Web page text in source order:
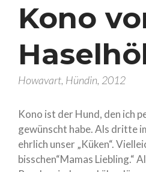
Kono
Howavart, Hündin, 2012
Kono ist der Hund, den ich
gewünscht habe. Als dritte
ehrlich unser „Küken“.
bisschen“Mamas Liebling.“